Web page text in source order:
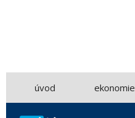
úvod ekonomie